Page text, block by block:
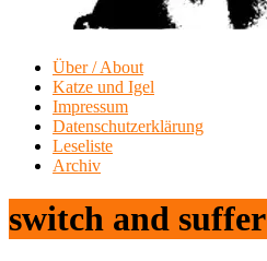
Über / About
Katze und Igel
Impressum
Datenschutzerklärung
Leseliste
Archiv
switch and suffer